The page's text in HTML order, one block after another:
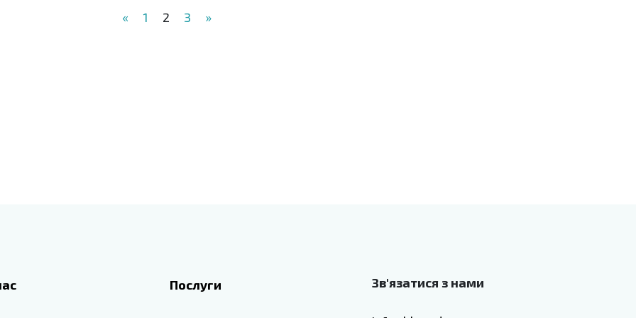
« 1 2 3 »
Послуги Зв'язатися з нами